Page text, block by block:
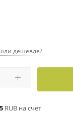
дешевле?
RUB на счет